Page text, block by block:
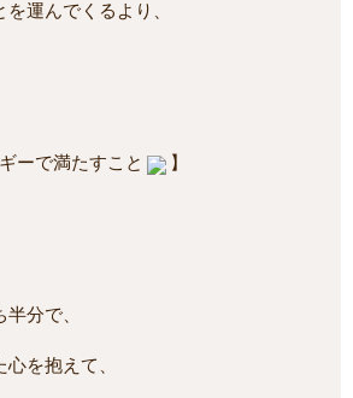
運んでくるより、
ーで満たすこと 】
分で、
を抱えて、